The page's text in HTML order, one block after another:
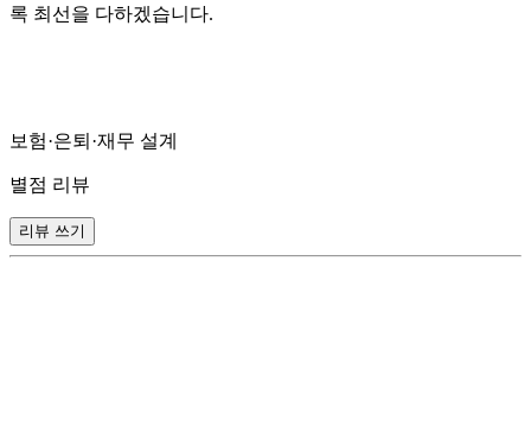
록 최선을 다하겠습니다.
보험·은퇴·재무 설계
별점 리뷰
리뷰 쓰기